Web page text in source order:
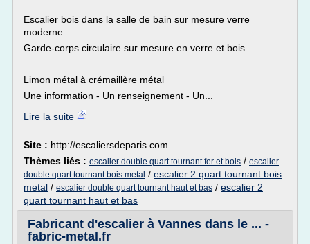
Escalier bois dans la salle de bain sur mesure verre
moderne
Garde-corps circulaire sur mesure en verre et bois
Limon métal à crémaillère métal
Une information - Un renseignement - Un...
Lire la suite
Site : http://escaliersdeparis.com
Thèmes liés : escalier double quart tournant fer et bois / escalier
double quart tournant bois metal / escalier 2 quart tournant bois
metal / escalier double quart tournant haut et bas / escalier 2
quart tournant haut et bas
Fabricant d'escalier à Vannes dans le ... -
fabric-metal.fr